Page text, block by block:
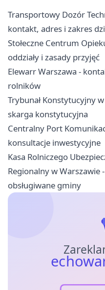
Transportowy Dozór
kontakt, adres i zakres
Stołeczne Centrum
oddziały i zasady przyjęć
Elewarr Warszawa -
rolników
Trybunał Konstytucyjny
skarga konstytucyjna
Centralny Port
konsultacje inwestycyjne
Kasa Rolniczego
Regionalny w Warszawie
obsługiwane gminy